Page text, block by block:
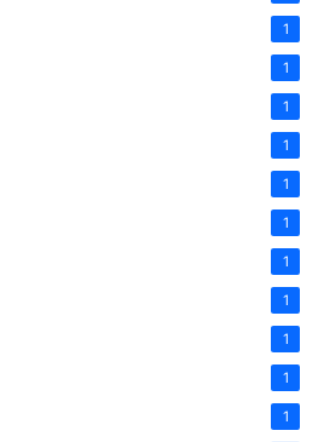
1
1
1
1
1
1
1
1
1
1
1